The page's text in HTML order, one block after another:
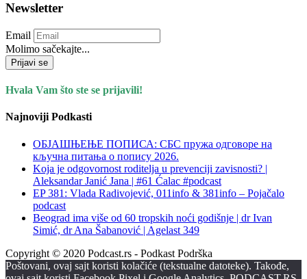
Newsletter
Email
Molimo sačekajte...
Prijavi se
Hvala Vam što ste se prijavili!
Najnoviji Podkasti
ОБЈАШЊЕЊЕ ПОПИСА: СБС пружа одговоре на
кључна питања о попису 2026.
Koja je odgovornost roditelja u prevenciji zavisnosti? |
Aleksandar Janić Jana | #61 Ćalac #podcast
EP 381: Vlada Radivojević, 011info & 381info – Pojačalo
podcast
Beograd ima više od 60 tropskih noći godišnje | dr Ivan
Simić, dr Ana Šabanović | Agelast 349
Copyright © 2020 Podcast.rs - Podkast Podrška
Poštovani, ovaj sajt koristi kolačiće (tekstualne datoteke). Takođe,